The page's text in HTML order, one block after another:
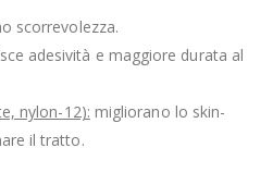
scorrevolezza.
adesività e maggiore durata al
nylon-12): migliorano lo skin-
il tratto.